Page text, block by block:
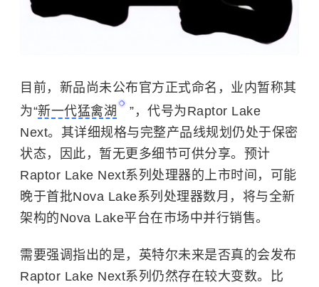
目前，新品尚未公布官方正式命名，业内暂称其
为“新一代猛禽湖
”，代号为Raptor Lake
Next。其详细规格与完整产品线规划仍处于保密
状态，因此，暂无更多细节可供分享。预计
Raptor Lake Next系列处理器的上市时间，可能
晚于首批Nova Lake系列处理器数月，将与全新
架构的Nova Lake平台在市场中并行销售。
需要强调指出的是，英特尔未来是否真的会发布
Raptor Lake Next系列仍然存在较大变数。比